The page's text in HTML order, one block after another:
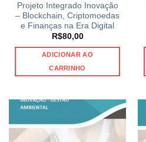
Projeto Integrado Inovação
– Blockchain, Criptomoedas
e Finanças na Era Digital
R$80,00
ADICIONAR AO
CARRINHO